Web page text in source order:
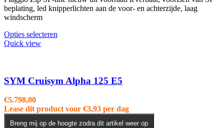
beplating, led knipperlichten aan de voor- en achterzijde, laag
windscherm
Opties selecteren
Quick view
SYM Cruisym Alpha 125 E5
€5.798,00
Lease dit product voor €3,93 per dag
Breng mij op de hoogte zodra dit artikel weer op